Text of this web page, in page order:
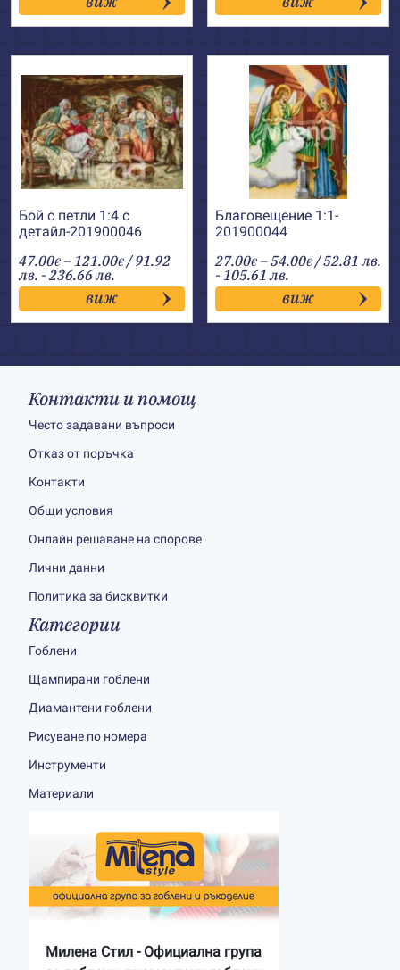
through
43.00€
Бой с петли 1:4 с
детайл-201900046
47.00€ –121.00€Price
range:
47.00€
through
121.00€
/ 91.92
лв. - 236.66 лв.
виж
Благовещение 1:1-
201900044
27.00€ –54.00€Price
range:
27.00€
through
54.00€
/ 52.81 лв.
- 105.61 лв.
виж
Контакти и помощ
Често задавани въпроси
Отказ от поръчка
Контакти
Общи условия
Онлайн решаване на спорове
Лични данни
Политика за бисквитки
Категории
Гоблени
Щампирани гоблени
Диамантени гоблени
Рисуване по номера
Инструменти
Материали
Милена Стил - Официална група